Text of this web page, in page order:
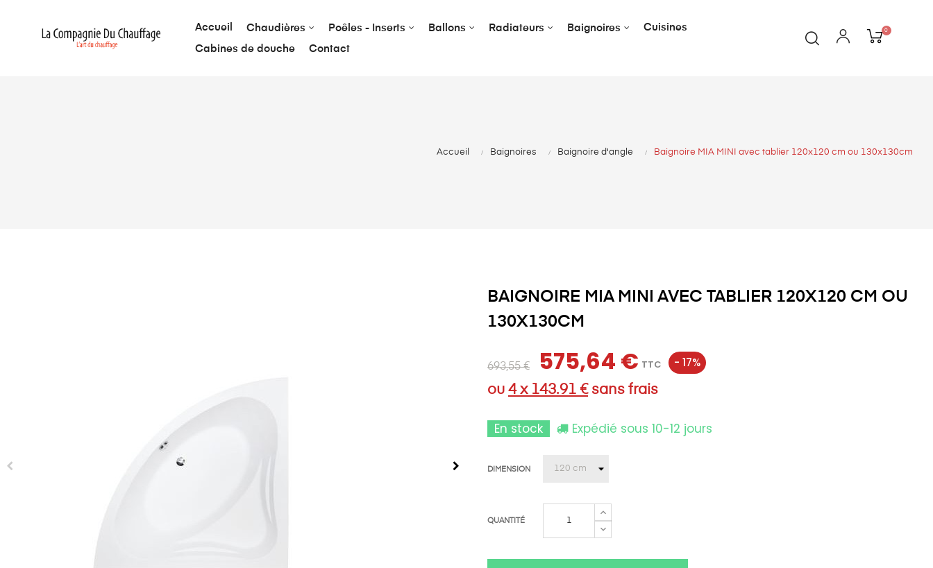
Accueil Chaudières Poêles - Inserts Ballons Radiateurs Baignoires Cuisines
Cabines de douche Contact
0
Accueil Baignoires Baignoire d'angle Baignoire MIA MINI avec tablier 120x120 cm ou 130x130cm
BAIGNOIRE MIA MINI AVEC TABLIER 120X120 CM OU
130X130CM
693,55 € 575,64 € TTC
- 17%
ou 4 x 143.91 €sans frais
En stock Expédié sous 10-12 jours
DIMENSION
QUANTITÉ